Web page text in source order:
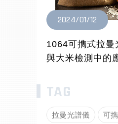
2024/01/12
1064可擕式拉曼
與大米檢測中的
拉曼光譜儀 可